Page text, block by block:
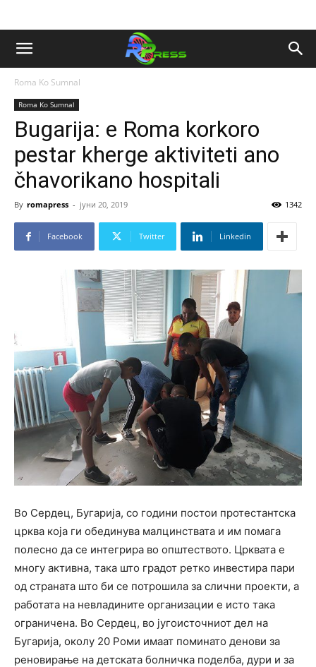
Roma Ko Sumnal
Roma Ko Sumnal
Bugarija: e Roma korkoro
pestar kherge aktiviteti ano
čhavorikano hospitali
By romapress - јуни 20, 2019 1342
Facebook Twitter Linkedin
Во Сердец, Бугарија, со години постои протестантска
црква која ги обединува малцинствата и им помага
полесно да се интегрира во општеството. Црквата е
многу активна, така што градот ретко инвестира пари
од страната што би се потрошила за слични проекти, а
работата на невладините организации е исто така
ограничена. Во Сердец, во југоисточниот дел на
Бугарија, околу 20 Роми имаат поминато денови за
реновирање на детската болничка поделба, дури и за